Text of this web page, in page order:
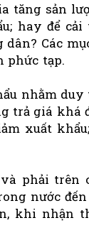
tăng sản
hay để cải
Các
phức tạp.
nhằm
trả giá khá
xuất
phải trên
nước
khi nhận